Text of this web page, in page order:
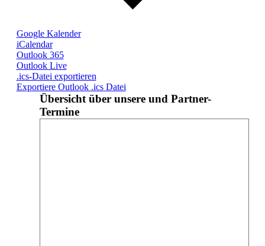
Google Kalender
iCalendar
Outlook 365
Outlook Live
.ics-Datei exportieren
Exportiere Outlook .ics Datei
Übersicht über unsere und Partner-
Termine